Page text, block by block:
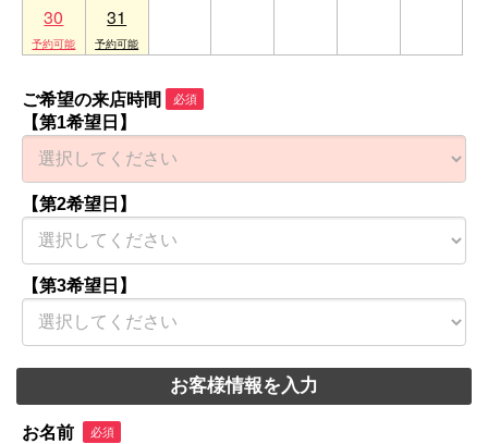
30 31
ご希望の来店時間 必須
【第1希望日】
【第2希望日】
【第3希望日】
お客様情報を入力
お名前 必須